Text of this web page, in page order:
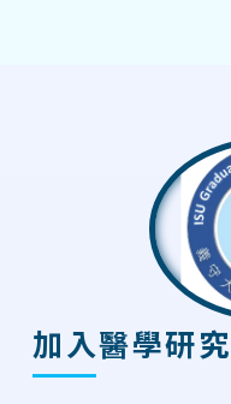
加入醫學研